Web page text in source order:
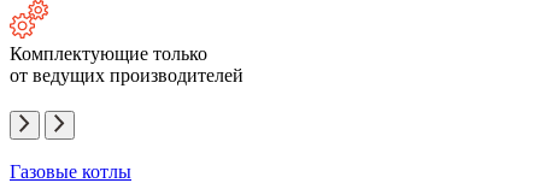
Комплектующие только
от ведущих производителей
Газовые котлы